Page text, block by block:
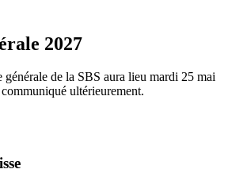
2027
générale de la SBS aura lieu mardi 25 mai
ultérieurement.